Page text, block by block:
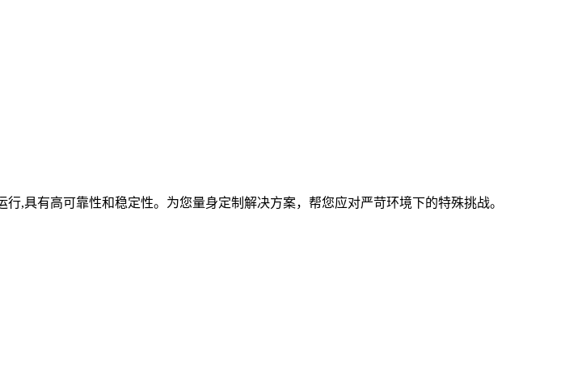
,具有高可靠性和稳定性。为您量身定制解决方案，帮您应对严苛环境下的特殊挑战。